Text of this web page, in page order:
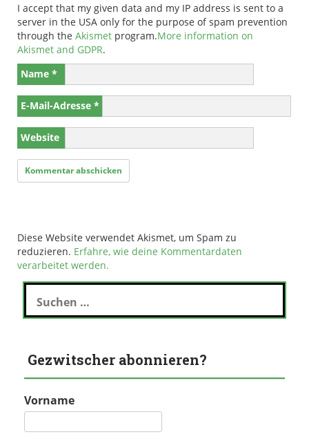
I accept that my given data and my IP address is sent to a
server in the USA only for the purpose of spam prevention
through the Akismet program.More information on
Akismet and GDPR.
Name *
E-Mail-Adresse *
Website
Diese Website verwendet Akismet, um Spam zu
reduzieren. Erfahre, wie deine Kommentardaten
verarbeitet werden.
Suchen
nach:
Gezwitscher abonnieren?
Vorname